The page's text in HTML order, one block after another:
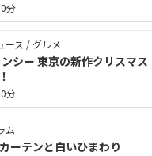
分
ース / グルメ
シー 東京の新作クリスマス
分
ム
ーテンと白いひまわり